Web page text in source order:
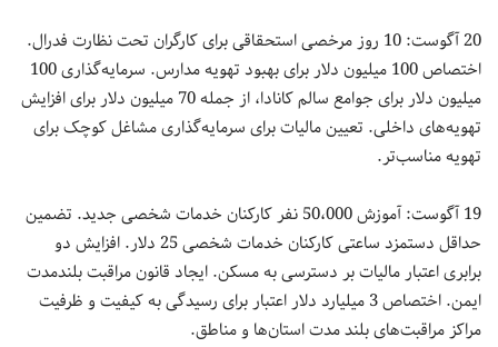
20 آگوست: 10 روز مرخصی استحقاقی برای کارگران تحت نظارت فدرال.
اختصاص 100 میلیون دلار برای بهبود تهویه مدارس. سرمایه‌گذاری 100
میلیون دلار برای جوامع سالم کانادا، از جمله 70 میلیون دلار برای افزایش
تهویه‌های داخلی. تعیین مالیات برای سرمایه‌گذاری مشاغل کوچک برای
تهویه مناسب‌تر.
19 آگوست: آموزش 50،000 نفر کارکنان خدمات شخصی جدید. تضمین
حداقل دستمزد ساعتی کارکنان خدمات شخصی 25 دلار. افزایش دو
برابری اعتبار مالیات بر دسترسی به مسکن. ایجاد قانون مراقبت بلندمدت
ایمن. اختصاص 3 میلیارد دلار اعتبار برای رسیدگی به کیفیت و ظرفیت
مراکز مراقبت‌های بلند مدت استان‌ها و مناطق.